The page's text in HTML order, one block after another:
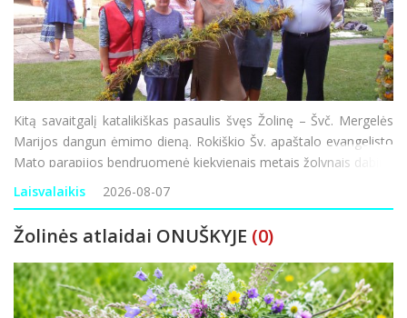
Kitą savaitgalį katalikiškas pasaulis švęs Žolinę – Švč. Mergelės
Marijos dangun ėmimo dieną. Rokiškio Šv. apaštalo evangelisto
Mato parapijos bendruomenė kiekvienais metais žolynais dabina
bažnyčią, o šventoriuje pina ilgą, žolynų bendrystės ju
Laisvalaikis 2026-08-07
Žolinės atlaidai ONUŠKYJE (0)